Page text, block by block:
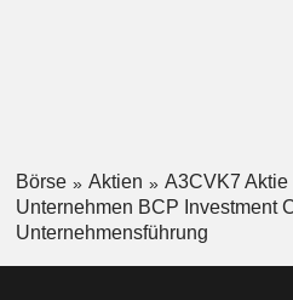
Börse Aktien
A3CVK7 Aktie
Unternehmen BCP Investment
Unternehmensführung